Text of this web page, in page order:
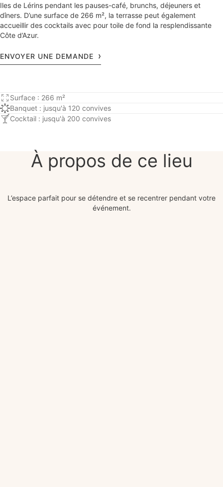
Iles de Lérins pendant les pauses-café, brunchs, déjeuners et
dîners. D’une surface de 266 m², la terrasse peut également
accueillir des cocktails avec pour toile de fond la resplendissante
Côte d’Azur.
ENVOYER UNE DEMANDE
Surface : 266 m²
Banquet : jusqu'à 120 convives
Cocktail : jusqu'à 200 convives
À propos de ce lieu
L’espace parfait pour se détendre et se recentrer pendant votre
événement.